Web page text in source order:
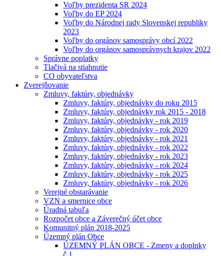
Voľby prezidenta SR 2024
Voľby do EP 2024
Voľby do Národnej rady Slovenskej republiky
2023
Voľby do orgánov samosprávy obcí 2022
Voľby do orgánov samosprávnych krajov 2022
Správne poplatky
Tlačivá na stiahnutie
CO obyvateľstva
Zverejňovanie
Zmluvy, faktúry, objednávky
Zmluvy, faktúry, objednávky do roku 2015
Zmluvy, faktúry, objednávky rok 2015 - 2018
Zmluvy, faktúry, objednávky - rok 2019
Zmluvy, faktúry, objednávky - rok 2020
Zmluvy, faktúry, objednávky - rok 2021
Zmluvy, faktúry, objednávky - rok 2022
Zmluvy, faktúry, objednávky - rok 2023
Zmluvy, faktúry, objednávky - rok 2024
Zmluvy, faktúry, objednávky - rok 2025
Zmluvy, faktúry, objednávky - rok 2026
Verejné obstarávanie
VZN a smernice obce
Úradná tabuľa
Rozpočet obce a Záverečný účet obce
Komunitný plán 2018-2025
Územný plán Obce
ÚZEMNÝ PLÁN OBCE - Zmeny a doplnky
č.1